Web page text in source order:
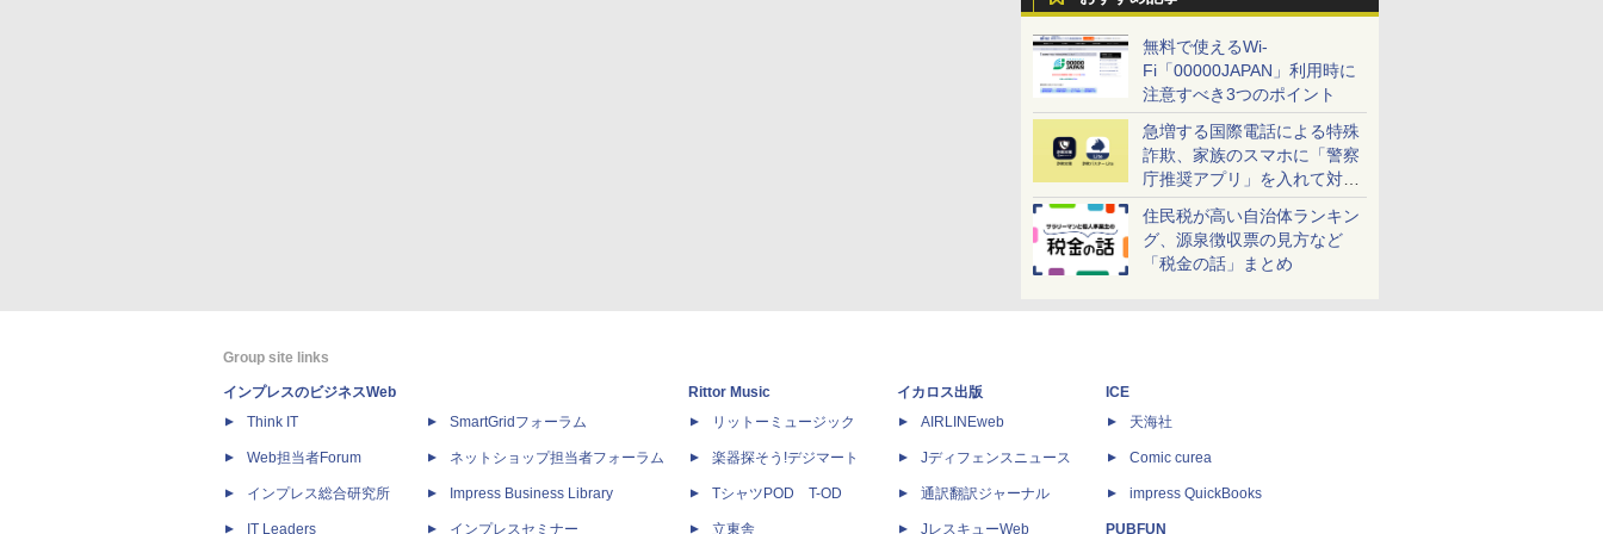
無料で使えるWi-
Fi「00000JAPAN」利用時に
注意すべき3つのポイント
急増する国際電話による特殊
詐欺、家族のスマホに「警察
庁推奨アプリ」を入れて対策
しよう！
住民税が高い自治体ランキン
グ、源泉徴収票の見方など
「税金の話」まとめ
Group site links
インプレスのビジネスWeb
Think IT
Web担当者Forum
インプレス総合研究所
IT Leaders
SmartGridフォーラム
ネットショップ担当者フォーラム
Impress Business Library
インプレスセミナー
Rittor Music
リットーミュージック
楽器探そう!デジマート
TシャツPOD T-OD
立東舎
イカロス出版
AIRLINEweb
Jディフェンスニュース
通訳翻訳ジャーナル
JレスキューWeb
ICE
天海社
Comic curea
impress QuickBooks
PUBFUN